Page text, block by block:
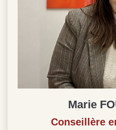
Marie
Conseillère